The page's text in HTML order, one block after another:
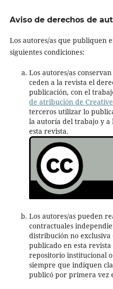
Aviso de derechos de
Los autores/as que publiquen
siguientes condiciones:
Los autores/as
ceden a la revista el
publicación, con el
de atribución de
terceros utilizar lo
la autoría del trabajo y
esta revista.
Los autores/as pueden
contractuales
distribución no
publicado en esta
repositorio institucional
siempre que indiquen
publicó por primera vez